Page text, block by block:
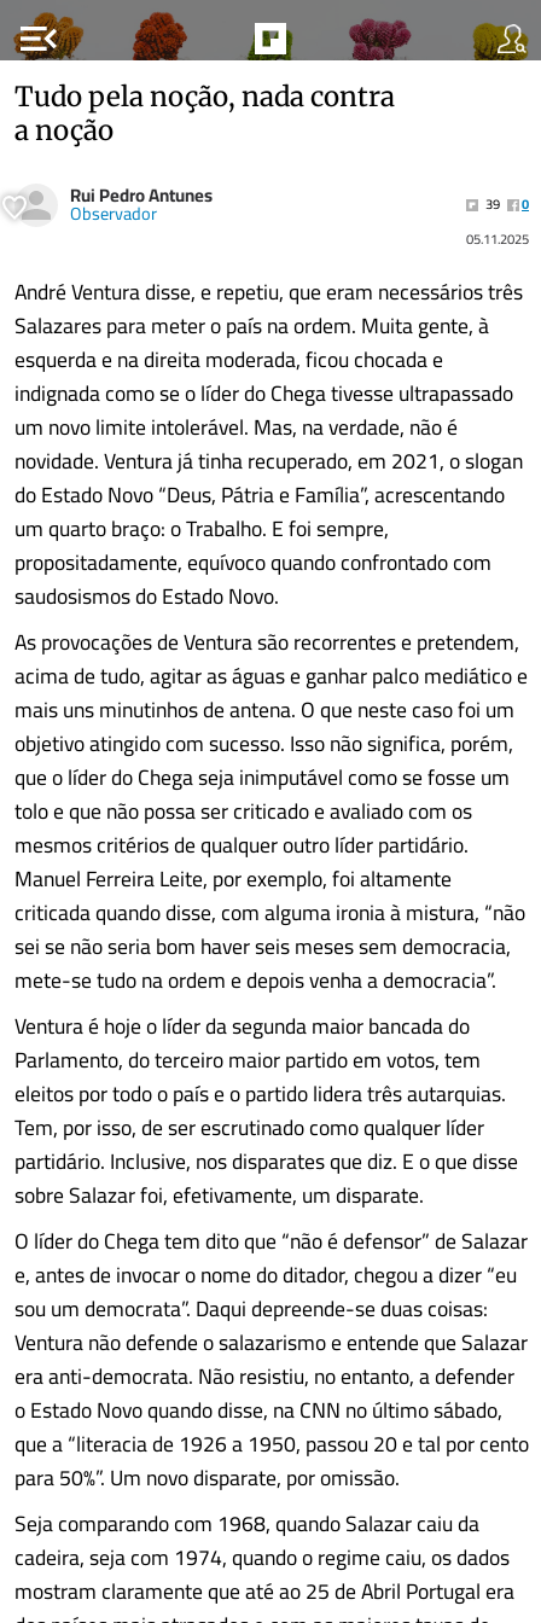
menu_open
Tudo pela noção, nada contra
a noção
Rui Pedro Antunes
Observador 39
0
05.11.2025
André Ventura disse, e repetiu, que eram necessários três
Salazares para meter o país na ordem. Muita gente, à
esquerda e na direita moderada, ficou chocada e
indignada como se o líder do Chega tivesse ultrapassado
um novo limite intolerável. Mas, na verdade, não é
novidade. Ventura já tinha recuperado, em 2021, o slogan
do Estado Novo “Deus, Pátria e Família”, acrescentando
um quarto braço: o Trabalho. E foi sempre,
propositadamente, equívoco quando confrontado com
saudosismos do Estado Novo.
As provocações de Ventura são recorrentes e pretendem,
acima de tudo, agitar as águas e ganhar palco mediático e
mais uns minutinhos de antena. O que neste caso foi um
objetivo atingido com sucesso. Isso não significa, porém,
que o líder do Chega seja inimputável como se fosse um
tolo e que não possa ser criticado e avaliado com os
mesmos critérios de qualquer outro líder partidário.
Manuel Ferreira Leite, por exemplo, foi altamente
criticada quando disse, com alguma ironia à mistura, “não
sei se não seria bom haver seis meses sem democracia,
mete-se tudo na ordem e depois venha a democracia”.
Ventura é hoje o líder da segunda maior bancada do
Parlamento, do terceiro maior partido em votos, tem
eleitos por todo o país e o partido lidera três autarquias.
Tem, por isso, de ser escrutinado como qualquer líder
partidário. Inclusive, nos disparates que diz. E o que disse
sobre Salazar foi, efetivamente, um disparate.
O líder do Chega tem dito que “não é defensor” de Salazar
e, antes de invocar o nome do ditador, chegou a dizer “eu
sou um democrata”. Daqui depreende-se duas coisas:
Ventura não defende o salazarismo e entende que Salazar
era anti-democrata. Não resistiu, no entanto, a defender
o Estado Novo quando disse, na CNN no último sábado,
que a “literacia de 1926 a 1950, passou 20 e tal por cento
para 50%”. Um novo disparate, por omissão.
Seja comparando com 1968, quando Salazar caiu da
cadeira, seja com 1974, quando o regime caiu, os dados
mostram claramente que até ao 25 de Abril Portugal era